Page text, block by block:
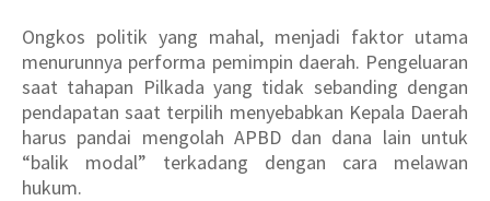
Ongkos politik yang mahal, menjadi faktor utama
menurunnya performa pemimpin daerah. Pengeluaran
saat tahapan Pilkada yang tidak sebanding dengan
pendapatan saat terpilih menyebabkan Kepala Daerah
harus pandai mengolah APBD dan dana lain untuk
“balik modal” terkadang dengan cara melawan
hukum.